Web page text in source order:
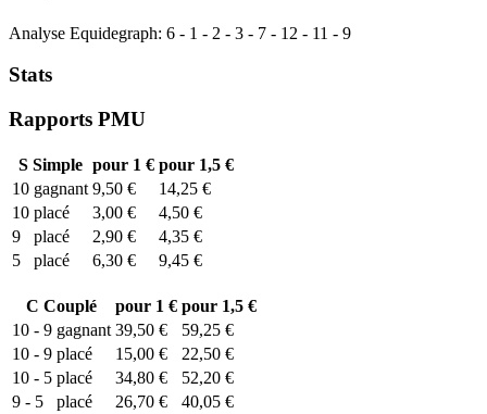
Analyse Equidegraph: 6 - 1 - 2 - 3 - 7 - 12 - 11 - 9
Stats
Rapports PMU
SSimple pour 1 € pour 1,5 €
10 gagnant 9,50 €
14,25 €
10 placé 3,00 €
4,50 €
9
placé 2,90 €
4,35 €
5
placé 6,30 € 9,45 €
C Couplé pour 1 € pour 1,5 €
10 - 9 gagnant 39,50 €
59,25 €
10 - 9 placé 15,00 €
22,50 €
10 - 5 placé 34,80 €
52,20 €
9 - 5
placé 26,70 € 40,05 €